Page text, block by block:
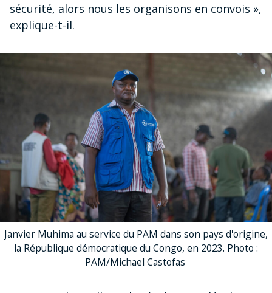
sécurité, alors nous les organisons en convois »,
explique-t-il.
Janvier Muhima au service du PAM dans son pays d'origine,
la République démocratique du Congo, en 2023. Photo :
PAM/Michael Castofas